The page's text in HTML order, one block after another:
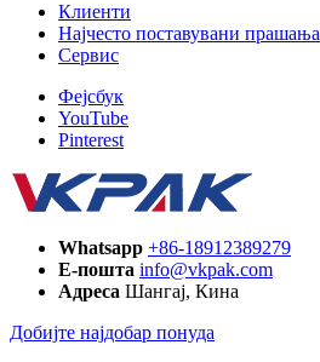
Клиенти
Најчесто поставувани прашања
Сервис
Фејсбук
YouTube
Pinterest
Whatsapp +86-18912389279
Е-пошта info@vkpak.com
Адреса Шангај, Кина
Добијте најдобар понуда